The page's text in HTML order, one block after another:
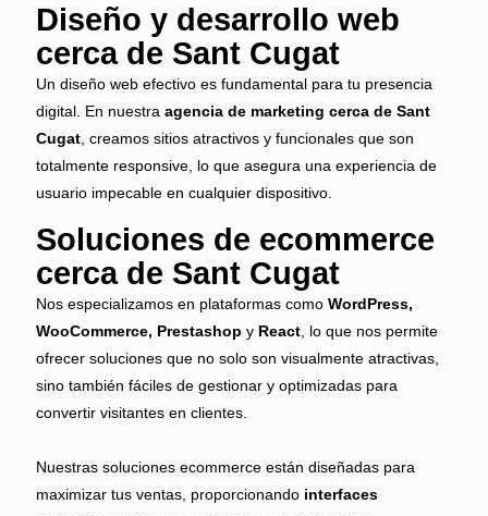
Diseño y desarrollo web
cerca de Sant Cugat
Un diseño web efectivo es fundamental para tu presencia
digital. En nuestra agencia de marketing cerca de Sant
Cugat , creamos sitios atractivos y funcionales que son
totalmente responsive, lo que asegura una experiencia de
usuario impecable en cualquier dispositivo.
Soluciones de ecommerce
cerca de Sant Cugat
Nos especializamos en plataformas como WordPress,
WooCommerce, Prestashop y React , lo que nos permite
ofrecer soluciones que no solo son visualmente atractivas,
sino también fáciles de gestionar y optimizadas para
convertir visitantes en clientes.
Nuestras soluciones ecommerce están diseñadas para
maximizar tus ventas, proporcionando interfaces